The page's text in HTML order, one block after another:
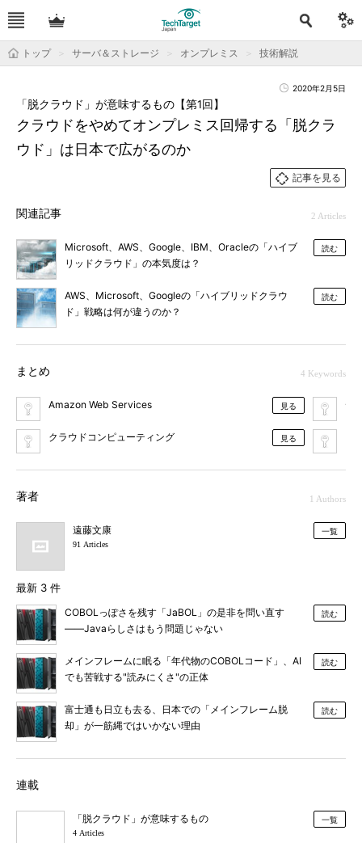
トップ サーバ＆ストレージ オンプレミス 技術解説
2020年2月5日
クラウドをやめてオンプレミス回帰する「脱クラ
ウド」は日本で広がるのか
「脱クラウド」が意味するもの【第1回】
記事を見る
関連記事 2 Articles
Microsoft、AWS、Google、IBM、Oracleの「ハイブ
リッドクラウド」の本気度は？
読む
AWS、Microsoft、Googleの「ハイブリッドクラウ
ド」戦略は何が違うのか？
読む
まとめ 4 Keywords
Amazon Web Services 見る
クラウドコンピューティング 見る
デ
著者 1 Authors
遠藤文康
91 Articles
一覧
最新 3 件
COBOLっぽさを残す「JaBOL」の是非を問い直す
――Javaらしさはもう問題じゃない
読む
メインフレームに眠る「年代物のCOBOLコード」、AI
でも苦戦する"読みにくさ"の正体
読む
富士通も日立も去る、日本での「メインフレーム脱
却」が一筋縄ではいかない理由
読む
連載
「脱クラウド」が意味するもの
4 Articles
一覧